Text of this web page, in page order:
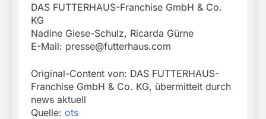
DAS FUTTERHAUS-Franchise GmbH & Co.
KG
Nadine Giese-Schulz, Ricarda Gürne
E-Mail: presse@futterhaus.com
Original-Content von: DAS FUTTERHAUS-
Franchise GmbH & Co. KG, übermittelt durch
news aktuell
Quelle: ots